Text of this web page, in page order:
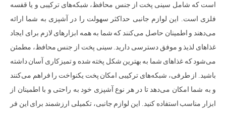
است که شامل سینی پخت از جنس محافظ، شبکه‌های ترکیبی و یا قفسه
فلزی است. این لوازم جانبی حداکثر سهولت را در آشپزی به شما ارائه
می‌دهند و اطمینان حاصل می‌کنند که شما به همه ابزارهای لازم برای ایجاد
غذاهای لذیذ و موفق دسترسی دارید. سینی پخت از جنس محافظ، مطمئن
می‌شود که غذاهای شما به بهترین شکل پخته شده و تمیزکاری آسان داشته
باشید. از طرفی، شبکه‌های ترکیبی امکان پخت یکنواخت را فراهم می‌کنند
و به شما امکان می‌دهد تا در هر نوع آشپزی خود به راحتی و با اطمینان از
ابزار مناسب استفاده کنید. این لوازم جانبی، تکمیلی ارزشمند برای این فر